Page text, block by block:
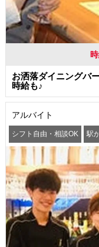
お洒落ダイニングバ
時給も♪
アルバイト
シフト自由・相談OK 駅